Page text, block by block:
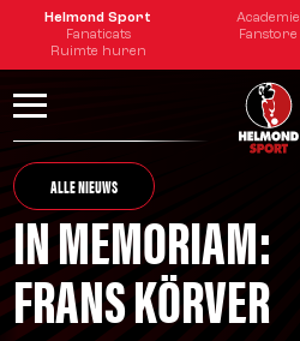
Helmond Sport Academie
Fanaticats
Fanstore
Ruimte huren
ALLE NIEUWS
IN MEMORIAM:
FRANS KÖRVER